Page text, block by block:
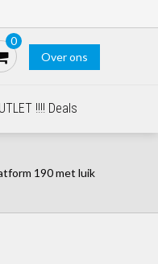
Over ons
0
!!!! Deals
190 met luik